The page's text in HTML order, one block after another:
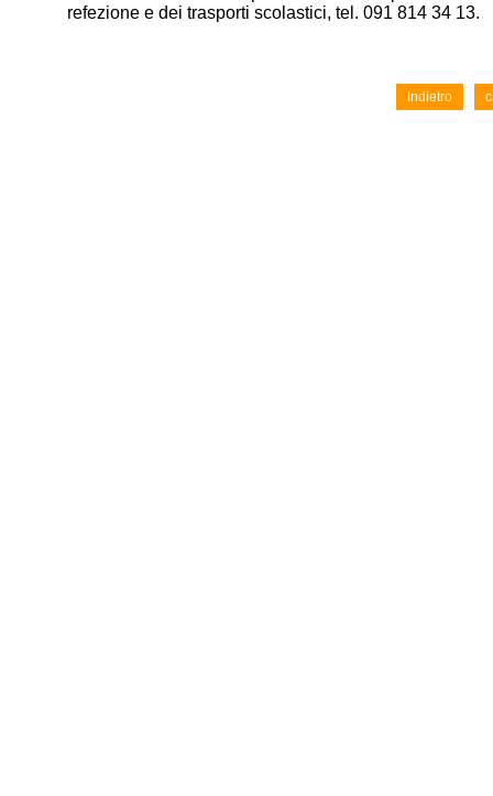
refezione e dei trasporti scolastici, tel. 091 814 34 13.
Indietro